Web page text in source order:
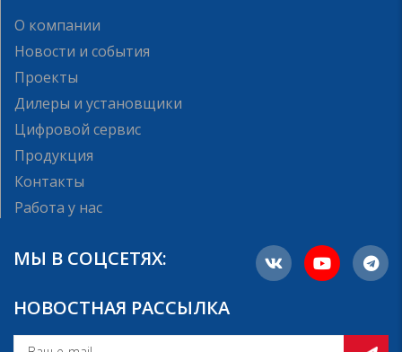
О компании
Новости и события
Проекты
Дилеры и установщики
Цифровой сервис
Продукция
Контакты
Работа у нас
МЫ В СОЦСЕТЯХ:
НОВОСТНАЯ РАССЫЛКА